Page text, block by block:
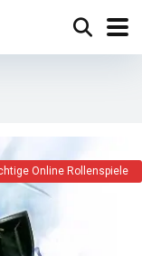
Online Rollenspiele